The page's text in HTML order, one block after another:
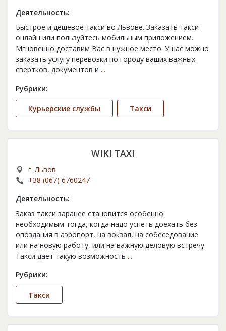
Деятельность:
Быстрое и дешевое такси во Львове. Заказать такси
онлайн или пользуйтесь мобильным приложением.
Мгновенно доставим Вас в нужное место. У нас можно
заказать услугу перевозки по городу ваших важных
свертков, документов и ...
Рубрики:
Курьерские службы Такси
WIKI TAXI
г. Львов
+38 (067) 6760247
Деятельность:
Заказ такси заранее становится особенно
необходимым тогда, когда надо успеть доехать без
опоздания в аэропорт, на вокзал, на собеседование
или на новую работу, или на важную деловую встречу.
Такси дает такую возможность ...
Рубрики:
Такси